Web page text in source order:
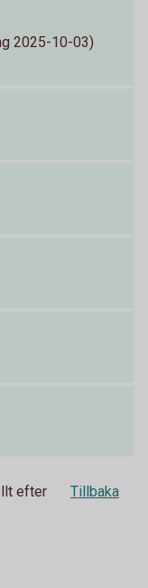
2025-10-03)
efter
Tillbaka